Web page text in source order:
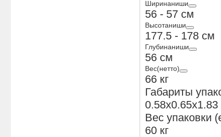
Ширинаниши
56 - 57 см
Высотаниши
177.5 - 178 см
Глубинаниши
56 см
Вес(нетто)
66 кг
Габариты
Вес упаковки
60 кг